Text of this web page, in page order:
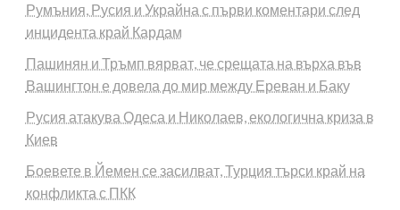
Румъния, Русия и Украйна с първи коментари след
инцидента край Кардам
Пашинян и Тръмп вярват, че срещата на върха във
Вашингтон е довела до мир между Ереван и Баку
Русия атакува Одеса и Николаев, екологична криза в
Киев
Боевете в Йемен се засилват, Турция търси край на
конфликта с ПКК